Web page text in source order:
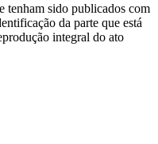
tenham sido publicados com
da parte que está
integral do ato